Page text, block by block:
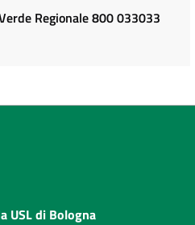
Regionale 800 033033
USL di Bologna